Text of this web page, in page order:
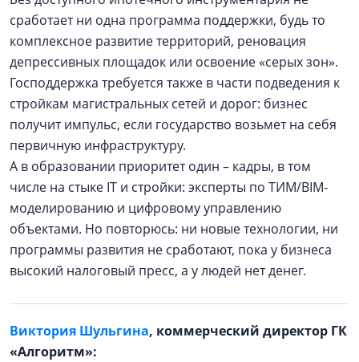
сработает ни одна программа поддержки, будь то
комплексное развитие территорий, реновация
депрессивных площадок или освоение «серых зон».
Господдержка требуется также в части подведения к
стройкам магистральных сетей и дорог: бизнес
получит импульс, если государство возьмет на себя
первичную инфраструктуру.
А в образовании приоритет один – кадры, в том
числе на стыке IT и стройки: эксперты по ТИМ/BIM-
моделированию и цифровому управлению
объектами. Но повторюсь: ни новые технологии, ни
программы развития не сработают, пока у бизнеса
высокий налоговый пресс, а у людей нет денег.
Виктория Шульгина, коммерческий директор ГК
«Алгоритм»: